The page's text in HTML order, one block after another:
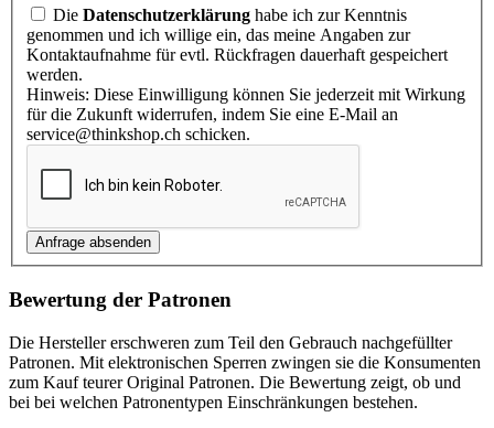
Die Datenschutzerklärung habe ich zur Kenntnis
genommen und ich willige ein, das meine Angaben zur
Kontaktaufnahme für evtl. Rückfragen dauerhaft gespeichert
werden.
Hinweis: Diese Einwilligung können Sie jederzeit mit Wirkung
für die Zukunft widerrufen, indem Sie eine E-Mail an
service@thinkshop.ch schicken.
Bewertung der Patronen
Die Hersteller erschweren zum Teil den Gebrauch nachgefüllter
Patronen. Mit elektronischen Sperren zwingen sie die Konsumenten
zum Kauf teurer Original Patronen. Die Bewertung zeigt, ob und
bei bei welchen Patronentypen Einschränkungen bestehen.